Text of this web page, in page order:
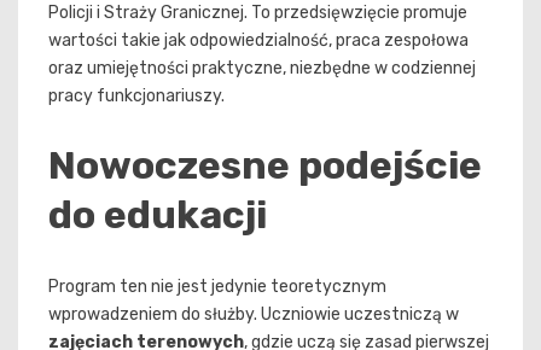
Policji i Straży Granicznej. To przedsięwzięcie promuje
wartości takie jak odpowiedzialność, praca zespołowa
oraz umiejętności praktyczne, niezbędne w codziennej
pracy funkcjonariuszy.
Nowoczesne podejście
do edukacji
Program ten nie jest jedynie teoretycznym
wprowadzeniem do służby. Uczniowie uczestniczą w
zajęciach terenowych, gdzie uczą się zasad pierwszej